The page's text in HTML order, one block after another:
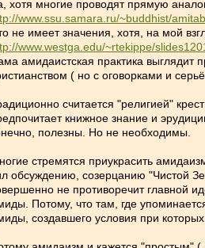
хотя многие проводят прямую
www.ssu.samara.ru/~buddhist/
не имеет значения, хотя, на мой
www.westga.edu/~rtekippe/
амидаистская практика выглядит
( но с оговорками и
считается "религией"
книжное знание и
полезны. Но не необходимы.
стремятся приукрасить
обсуждению, созерцанию "Чистой
не противоречит главной
Потому, что там, где
создавшего условия при